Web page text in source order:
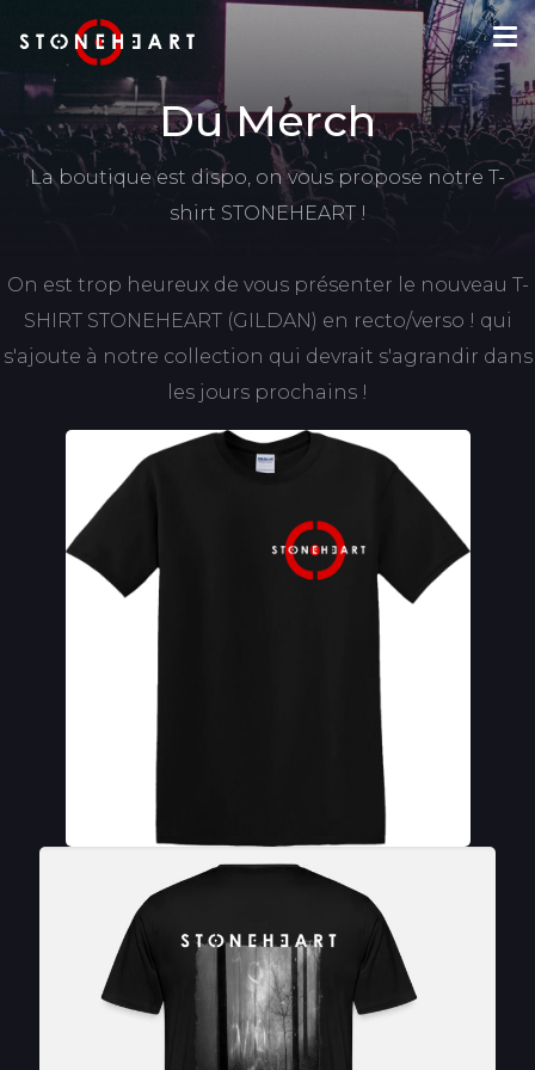
Du Merch
La boutique est dispo, on vous propose notre T-
shirt STONEHEART !
On est trop heureux de vous présenter le nouveau T-
SHIRT STONEHEART (GILDAN) en recto/verso ! qui
s'ajoute à notre collection qui devrait s'agrandir dans
les jours prochains !